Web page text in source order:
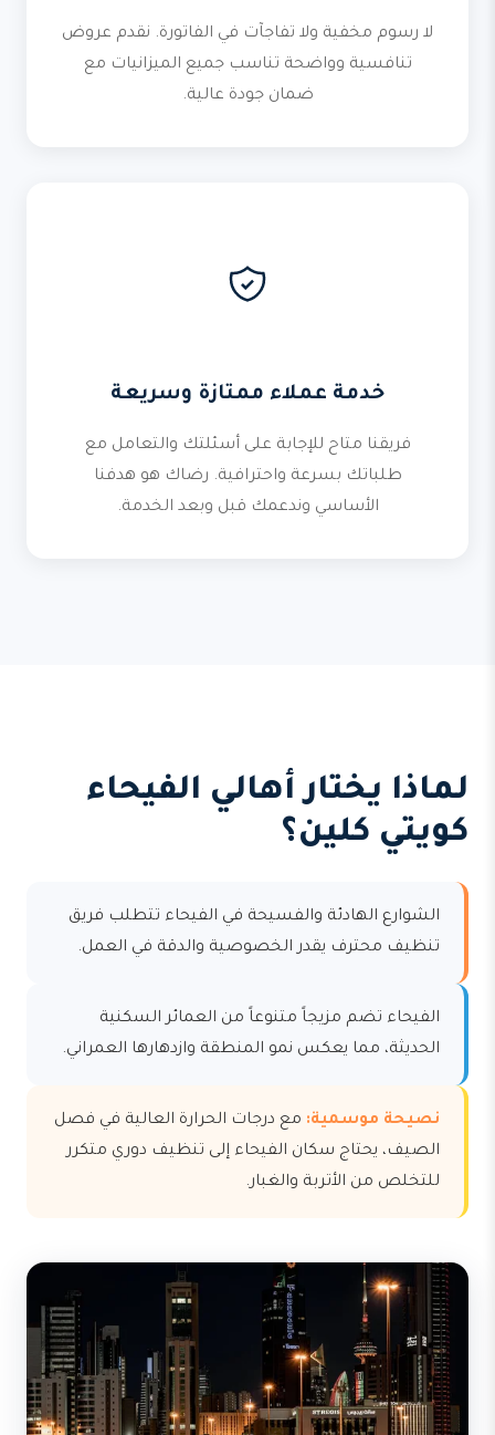
لا رسوم مخفية ولا تفاجآت في الفاتورة. نقدم عروض
تنافسية وواضحة تناسب جميع الميزانيات مع
ضمان جودة عالية.
خدمة عملاء ممتازة وسريعة
فريقنا متاح للإجابة على أسئلتك والتعامل مع
طلباتك بسرعة واحترافية. رضاك هو هدفنا
الأساسي وندعمك قبل وبعد الخدمة.
لماذا يختار أهالي الفيحاء
كويتي كلين؟
الشوارع الهادئة والفسيحة في الفيحاء تتطلب فريق
تنظيف محترف يقدر الخصوصية والدقة في العمل.
الفيحاء تضم مزيجاً متنوعاً من العمائر السكنية
الحديثة، مما يعكس نمو المنطقة وازدهارها العمراني.
نصيحة موسمية: مع درجات الحرارة العالية في فصل
الصيف، يحتاج سكان الفيحاء إلى تنظيف دوري متكرر
للتخلص من الأتربة والغبار.